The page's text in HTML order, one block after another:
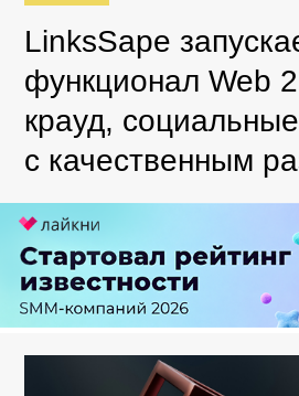
LinksSape
функционал Web
крауд,
с качественным